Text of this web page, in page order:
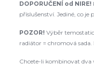
DOPORUČENÍ od NIRE!
příslušenství. Jediné, co
POZOR! Výběr
radiátor = chromová
Chcete-li kombinovat dva